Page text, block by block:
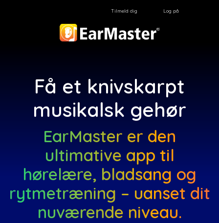
Tilmeld dig Log på
Få et knivskarpt
musikalsk gehør
EarMaster er den
ultimative app til
hørelære, bladsang og
rytmetræning – uanset dit
nuværende niveau.